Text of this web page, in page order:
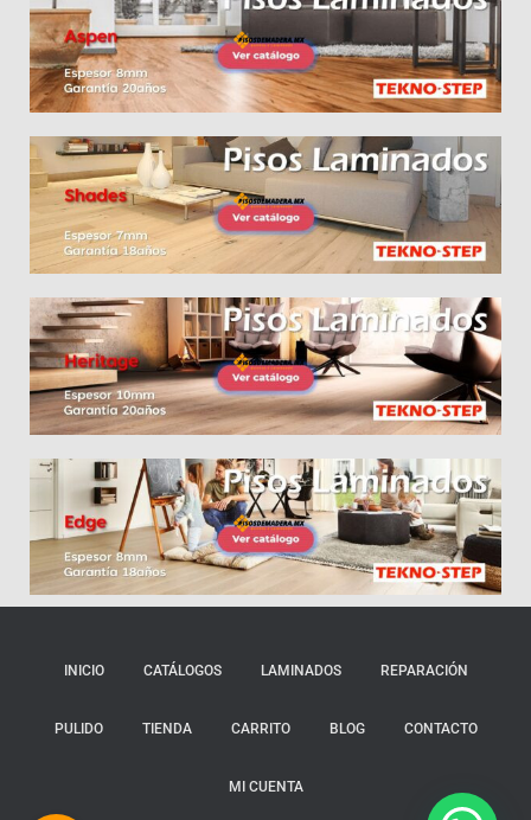
INICIO CATÁLOGOS LAMINADOS REPARACIÓN
PULIDO TIENDA CARRITO BLOG CONTACTO
MI CUENTA